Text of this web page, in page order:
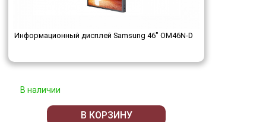
Информационный дисплей Samsung 46" OM46N-D
В наличии
В КОРЗИНУ